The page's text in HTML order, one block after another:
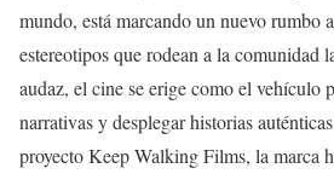
mundo, está marcando un nuevo rumbo
estereotipos que rodean a la comunidad
audaz, el cine se erige como el vehículo
narrativas y desplegar historias
proyecto Keep Walking Films, la marca